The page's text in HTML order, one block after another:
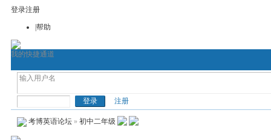
登录注册
|帮助
我的快捷通道
首页
注册
考博英语论坛» 初中二年级